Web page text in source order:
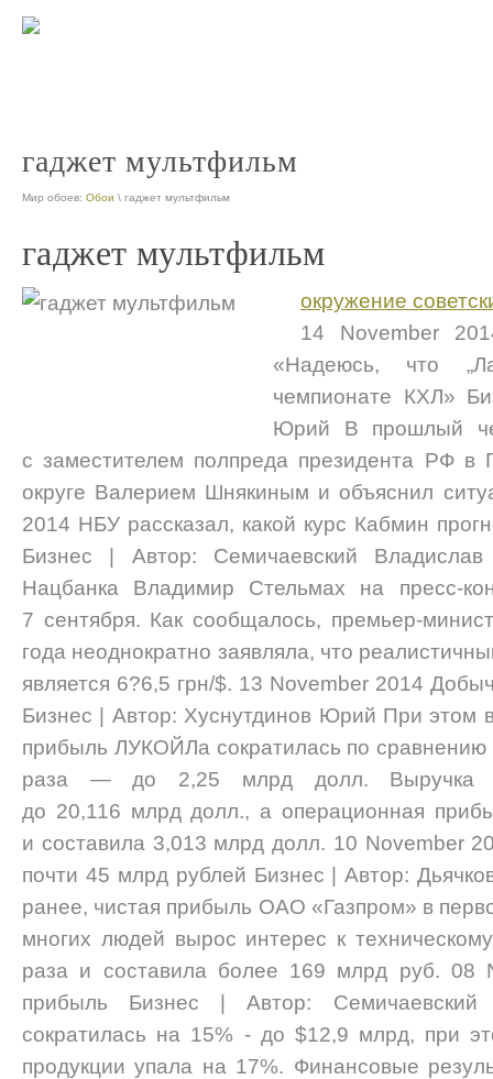
гаджет мультфильм
Мир обоев: Обои \ гаджет мультфильм
гаджет мультфильм
окружение
14 November
«Надеюсь, что
чемпионате КХЛ»
Юрий В прошлый
с заместителем полпреда президента РФ в
округе Валерием Шнякиным и объяснил
2014 НБУ рассказал, какой курс Кабмин
Бизнес | Автор: Семичаевский
Нацбанка Владимир Стельмах на пресс-
7 сентября. Как сообщалось, премьер-
года неоднократно заявляла, что
является 6?6,5 грн/$. 13 November 2014
Бизнес | Автор: Хуснутдинов Юрий При этом
прибыль ЛУКОЙЛа сократилась по сравнению
раза — до 2,25 млрд долл. Выручка
до 20,116 млрд долл., а операционная
и составила 3,013 млрд долл. 10 November
почти 45 млрд рублей Бизнес | Автор:
ранее, чистая прибыль ОАО «Газпром» в
многих людей вырос интерес к
раза и составила более 169 млрд руб. 08
прибыль Бизнес | Автор:
сократилась на 15% - до $12,9 млрд, при
продукции упала на 17%. Финансовые